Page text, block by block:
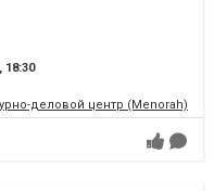
18:30
деловой центр (Menorah)